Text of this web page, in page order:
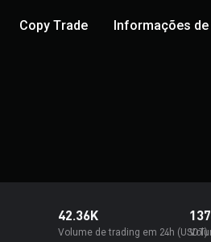
Copy Trade Informações
42.36K
Volume de trading em 24h (USDT)